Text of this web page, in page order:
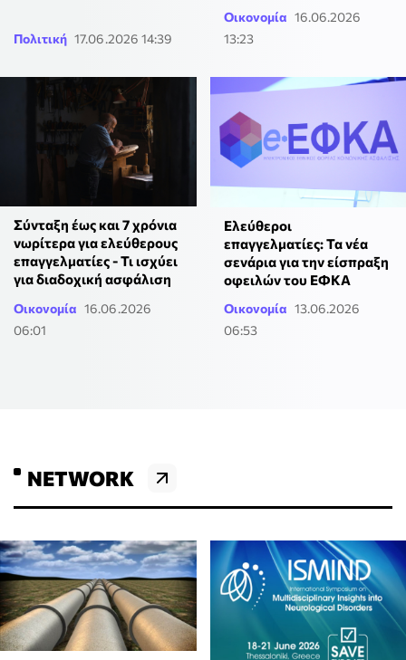
Πολιτική 17.06.2026 14:39
Οικονομία 16.06.2026
13:23
Σύνταξη έως και 7 χρόνια
νωρίτερα για ελεύθερους
επαγγελματίες - Τι ισχύει
για διαδοχική ασφάλιση
Οικονομία 16.06.2026
06:01
Ελεύθεροι
επαγγελματίες: Τα νέα
σενάρια για την είσπραξη
οφειλών του ΕΦΚΑ
Οικονομία 13.06.2026
06:53
NETWORK